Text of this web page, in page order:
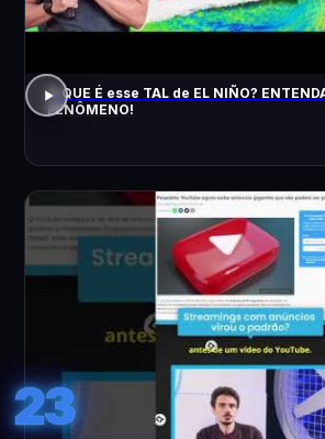
O QUE É esse TAL de EL NIÑO?
FENÔMENO!
23